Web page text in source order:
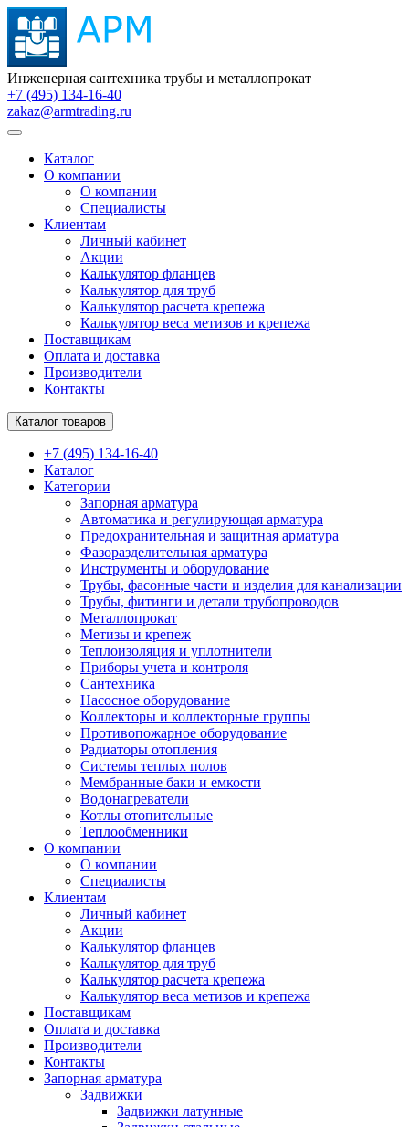
Инженерная сантехника трубы и металлопрокат
+7 (495) 134-16-40
zakaz@armtrading.ru
Каталог
О компании
О компании
Специалисты
Клиентам
Личный кабинет
Акции
Калькулятор фланцев
Калькулятор для труб
Калькулятор расчета крепежа
Калькулятор веса метизов и крепежа
Поставщикам
Оплата и доставка
Производители
Контакты
Каталог товаров
+7 (495) 134-16-40
Каталог
Категории
Запорная арматура
Автоматика и регулирующая арматура
Предохранительная и защитная арматура
Фазоразделительная арматура
Инструменты и оборудование
Трубы, фасонные части и изделия для канализации
Трубы, фитинги и детали трубопроводов
Металлопрокат
Метизы и крепеж
Теплоизоляция и уплотнители
Приборы учета и контроля
Сантехника
Насосное оборудование
Коллекторы и коллекторные группы
Противопожарное оборудование
Радиаторы отопления
Системы теплых полов
Мембранные баки и емкости
Водонагреватели
Котлы отопительные
Теплообменники
О компании
О компании
Специалисты
Клиентам
Личный кабинет
Акции
Калькулятор фланцев
Калькулятор для труб
Калькулятор расчета крепежа
Калькулятор веса метизов и крепежа
Поставщикам
Оплата и доставка
Производители
Контакты
Запорная арматура
Задвижки
Задвижки латунные